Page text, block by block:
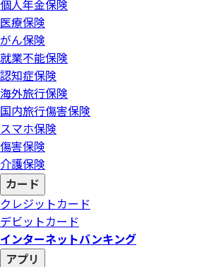
個人年金保険
医療保険
がん保険
就業不能保険
認知症保険
海外旅行保険
国内旅行傷害保険
スマホ保険
傷害保険
介護保険
カード
クレジットカード
デビットカード
インターネットバンキング
アプリ